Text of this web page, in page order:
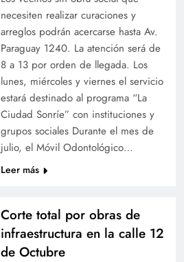
necesiten realizar curaciones y
arreglos podrán acercarse hasta Av.
Paraguay 1240. La atención será de
8 a 13 por orden de llegada. Los
lunes, miércoles y viernes el servicio
estará destinado al programa “La
Ciudad Sonríe” con instituciones y
grupos sociales Durante el mes de
julio, el Móvil Odontológico…
Leer más
Corte total por obras de
infraestructura en la calle 12
de Octubre